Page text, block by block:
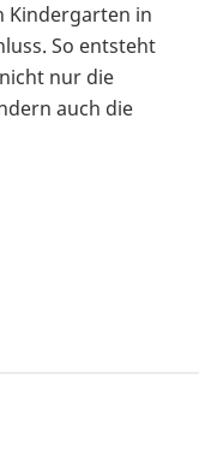
Kindergarten in
So entsteht
nur die
auch die